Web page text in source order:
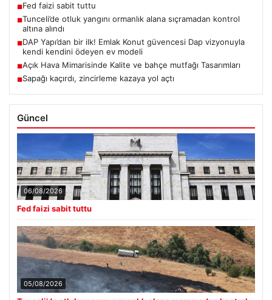
■Fed faizi sabit tuttu
■Tunceli’de otluk yangını ormanlık alana sıçramadan kontrol
altına alındı
■DAP Yapı’dan bir ilk! Emlak Konut güvencesi Dap vizyonuyla
kendi kendini ödeyen ev modeli
■Açık Hava Mimarisinde Kalite ve bahçe mutfağı Tasarımları
■Sapağı kaçırdı, zincirleme kazaya yol açtı
Güncel
06/08/2026
Fed faizi sabit tuttu
05/08/2026